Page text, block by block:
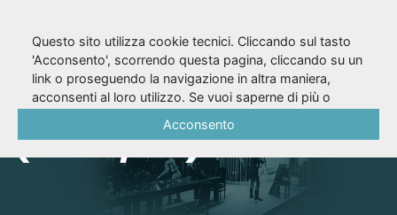
L’istruttoria
(2003/04)
Questo sito utilizza cookie tecnici. Cliccando sul tasto
'Acconsento', scorrendo questa pagina, cliccando su un
link o proseguendo la navigazione in altra maniera,
acconsenti al loro utilizzo. Se vuoi saperne di più o
Acconsento